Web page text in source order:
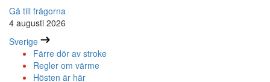
Gå till frågorna
4 augusti 2026
Sverige
Färre dör av stroke
Regler om värme
Hösten är här